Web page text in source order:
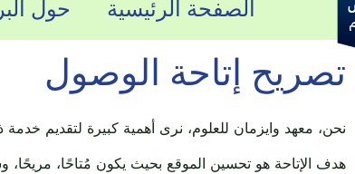
الصفحة الرئيسية
حول
تصريح إتاحة الوصول
نحن، معهد وايزمان للعلوم، نرى أهمية كبيرة لتقديم خدمة
هدف الإتاحة هو تحسين الموقع بحيث يكون مُتاحًا، مريحًا،